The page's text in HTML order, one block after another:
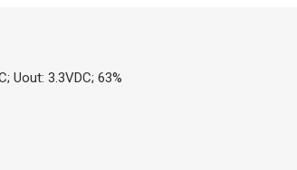
Uout: 3.3VDC; 63%